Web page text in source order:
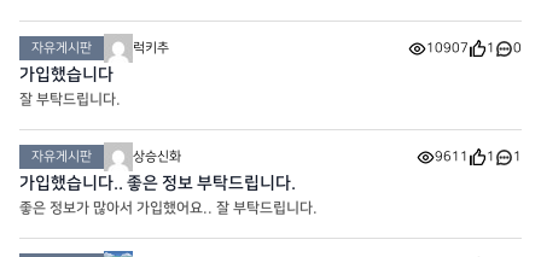
자유게시판 럭키추 10907 1 0
가입했습니다
잘 부탁드립니다.
자유게시판 상승신화 9611 1 1
가입했습니다.. 좋은 정보 부탁드립니다.
좋은 정보가 많아서 가입했어요.. 잘 부탁드립니다.